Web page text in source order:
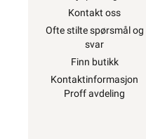
Kontakt oss
Ofte stilte spørsmål og
svar
Finn butikk
Kontaktinformasjon
Proff avdeling